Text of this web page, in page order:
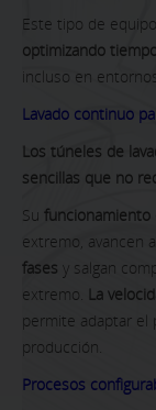
Este tipo de
optimizando
incluso en
Lavado continuo
Los túneles de
sencillas que no
Su funcionamiento
extremo, avancen
fases y salgan
extremo. La
permite adaptar el
producción.
Procesos